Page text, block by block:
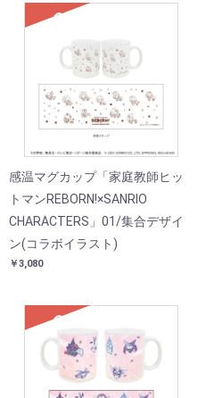
SOLD
感温マグカップ「家庭教師ヒッ
トマンREBORN!×SANRIO
CHARACTERS」01/集合デザイ
ン(コラボイラスト)
￥3,080
SOLD